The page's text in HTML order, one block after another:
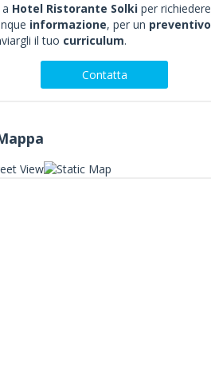
Hotel Ristorante Solki per richiedere
informazione, per un preventivo
il tuo curriculum.
Contatta